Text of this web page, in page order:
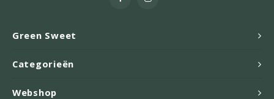
Green Sweet
Categorieën
Webshop